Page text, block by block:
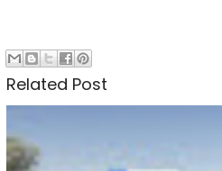
Related Post